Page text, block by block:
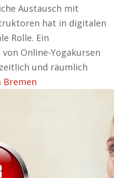
Austausch mit
hat in digitalen
Rolle. Ein
Online-Yogakursen
und räumlich
Bremen